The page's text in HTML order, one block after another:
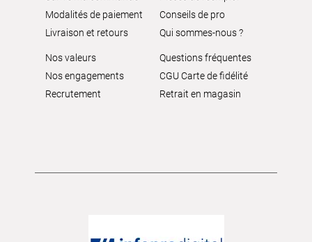
Modalités de paiement
Livraison et retours
Conseils de pro
Qui sommes-nous ?
Nos valeurs
Nos engagements
Recrutement
Questions fréquentes
CGU Carte de fidélité
Retrait en magasin